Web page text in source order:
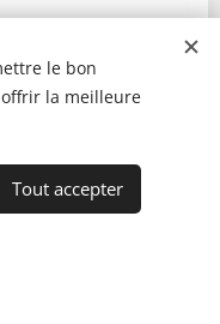
droits réservés.
le bon
la meilleure
Tout accepter